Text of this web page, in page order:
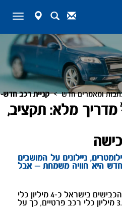
Togglemap-
marker
SearchContact
מלא: תקציב,
ומאמרים חדש > קניית רכב חדש-
ממכר של אוטו חדש, 0 קילומטרים, ניילונים על המושבים
היא חוויה משמחת – אבל
נכון לסוף שנת 2022, נסעו על הכבישים בישראל כ-4 מיליון כלי
רכב מנועיים – מתוכם כמעט 3.5 מיליון כלי רכב פרטיים, כך על